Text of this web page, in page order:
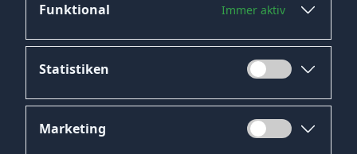
Funktional Immer aktiv
Statistiken
Marketing
Jetzt bewerben